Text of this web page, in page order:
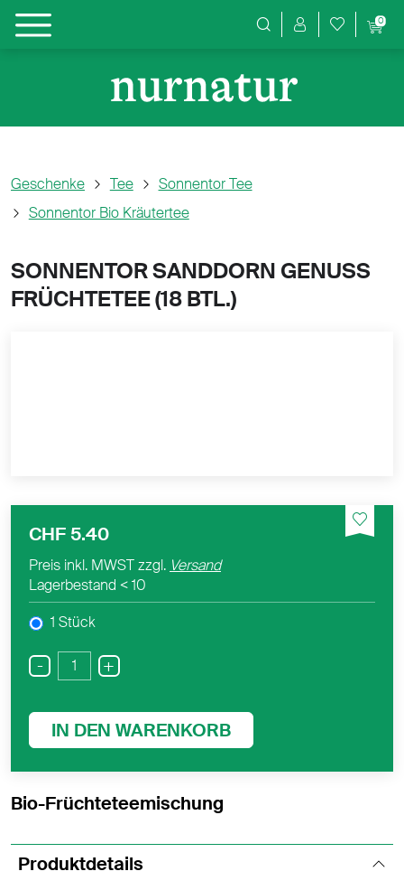
Produktsuche
0
Geschenke Tee
Sonnentor Tee
Sonnentor Bio Kräutertee
SONNENTOR SANDDORN GENUSS
FRÜCHTETEE (18 BTL.)
CHF 5.40
Preis inkl. MWST zzgl. Versand
Lagerbestand < 10
1 Stück
- +
IN DEN WARENKORB
Bio-Früchteteemischung
Produktdetails